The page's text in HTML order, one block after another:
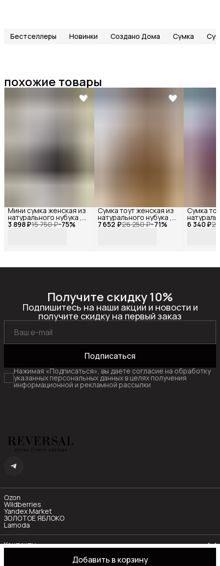
Добавить в корзину
Бестселлеры Новинки Создано Дома Сумка
похожие товары
3 898 ₽15 750 ₽−75%
Мини сумка женская из
натурального нубука ,
Reversal , 7 652 ₽26 250 ₽−71%
Сумка тоут женская из
натурального нубука ,
Reversal , 6 340 ₽
Сумка
Reversal ,
Получите скидку 10%
Подпишитесь на наши акции и новости и
получите скидку на первый заказ
Подписаться
Нажимая «Подписаться», вы даете согласие на обработку
указанных персональных данных в целях получения
информационной и рекламной рассылки
Ozon
Wildberries
Yandex Market
ЗОЛОТОЕ ЯБЛОКО
Lamoda
Контакты